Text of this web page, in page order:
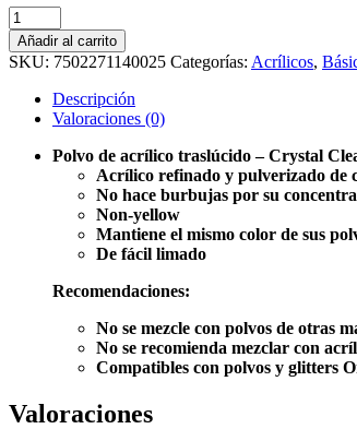
Acrilico
Crystal
Clear
50
cantidad
Añadir al carrito
SKU: 7502271140025 Categorías: Acrílicos,
Descripción
Valoraciones (0)
Polvo de acrílico traslúcido – Crystal
Acrílico refinado y pulverizado de
No hace burbujas por su
Non-yellow
Mantiene el mismo color de sus
De fácil limado
Recomendaciones:
No se mezcle con polvos de otras
No se recomienda mezclar con
Compatibles con polvos y glitters
Valoraciones